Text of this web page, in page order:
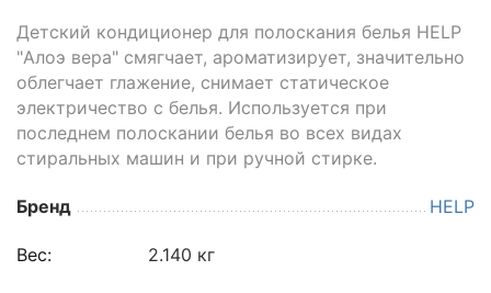
Детский кондиционер для полоскания белья HELP
"Алоэ вера" смягчает, ароматизирует, значительно
облегчает глажение, снимает статическое
электричество с белья. Используется при
последнем полоскании белья во всех видах
стиральных машин и при ручной стирке.
Бренд HELP
Вес: 2.140 кг